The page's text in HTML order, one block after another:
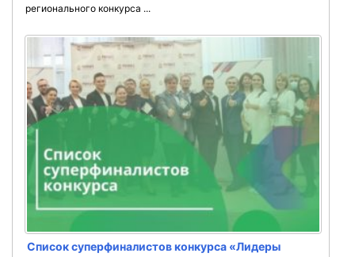
регионального конкурса ...
Список суперфиналистов конкурса «Лидеры